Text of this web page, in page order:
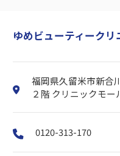
ゆめビューティークリ
福岡県久留米市新合
２階 クリニックモー
0120-313-170